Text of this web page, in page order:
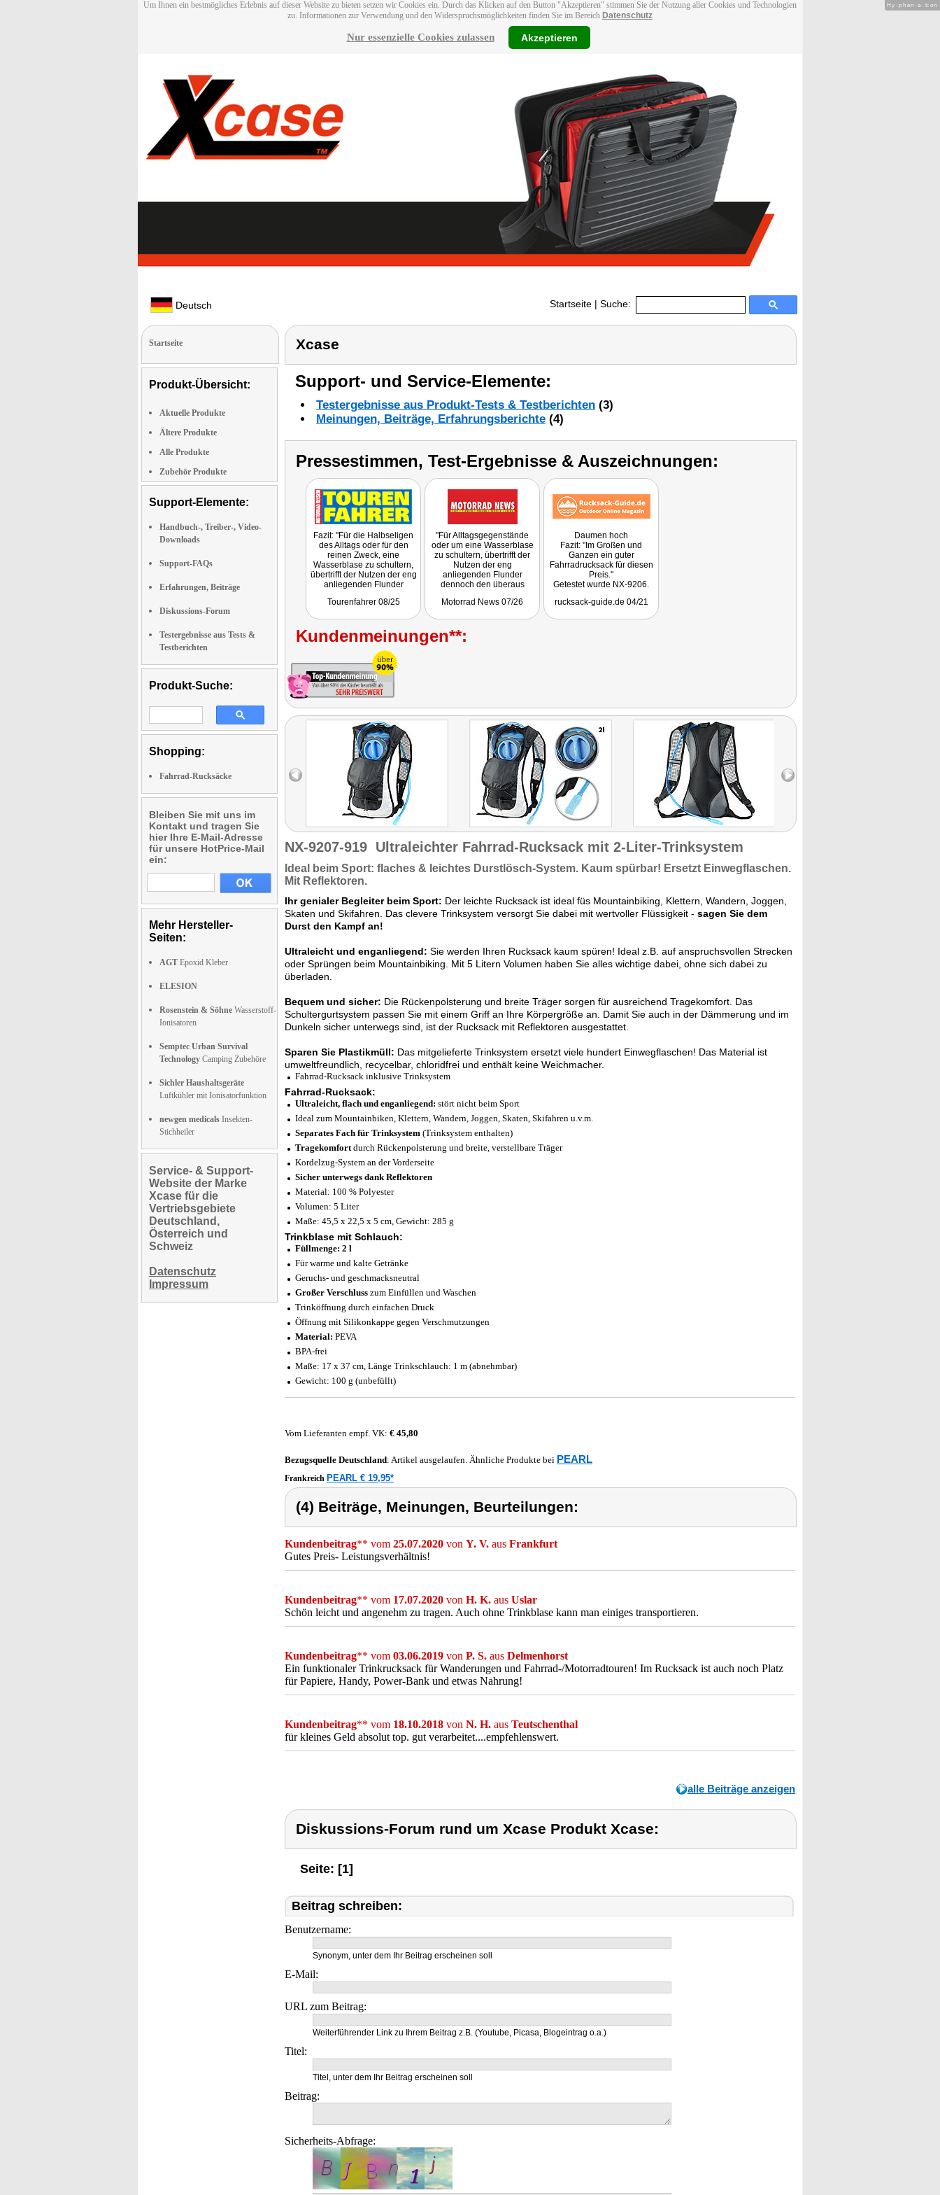
Um Ihnen ein bestmögliches Erlebnis auf dieser Website zu bieten setzen wir Cookies ein. Durch das Klicken auf den Button "Akzeptieren" stimmen Sie der Nutzung aller Cookies und Technologien
zu. Informationen zur Verwendung und den Widerspruchsmöglichkeiten finden Sie im Bereich Datenschutz
Nur essenzielle Cookies zulassen Akzeptieren
Deutsch Startseite | Suche:
Startseite
Produkt-Übersicht:
Aktuelle Produkte
Ältere Produkte
Alle Produkte
Zubehör Produkte
Support-Elemente:
Handbuch-, Treiber-, Video-
Downloads
Support-FAQs
Erfahrungen, Beiträge
Diskussions-Forum
Testergebnisse aus Tests &
Testberichten
Produkt-Suche:
Shopping:
Fahrrad-Rucksäcke
Bleiben Sie mit uns im
Kontakt und tragen Sie
hier Ihre E-Mail-Adresse
für unsere HotPrice-Mail
ein:
Mehr Hersteller-
Seiten:
AGT Epoxid Kleber
ELESION
Rosenstein & Söhne Wasserstoff-
Ionisatoren
Semptec Urban Survival
Technology Camping Zubehöre
Sichler Haushaltsgeräte
Luftkühler mit Ionisatorfunktion
newgen medicals Insekten-
Stichheiler
Service- & Support-
Website der Marke
Xcase für die
Vertriebsgebiete
Deutschland,
Österreich und
Schweiz
Datenschutz
Impressum
Xcase
Support- und Service-Elemente:
Testergebnisse aus Produkt-Tests & Testberichten (3)
Meinungen, Beiträge, Erfahrungsberichte (4)
Pressestimmen, Test-Ergebnisse & Auszeichnungen:
Fazit: "Für die Halbseligen
des Alltags oder für den
reinen Zweck, eine
Wasserblase zu schultern,
übertrifft der Nutzen der eng
anliegenden Flunder
fairen Gegenwert von 8,90
Euro. Sogar eine Kordel zur
und eine einfache
Schlauchdurchführung über
beide Träger ist
vorhanden."
Tourenfahrer 08/25
"Für Alltagsgegenstände
oder um eine Wasserblase
zu schultern, übertrifft der
Nutzen der eng
anliegenden Flunder
dennoch den überaus
Euro. Sogar eine Kordel zur
Schlauchführung über
beide Träger sind
Motorrad News 07/26
Daumen hoch
Fazit: "Im Großen und
Ganzen ein guter
Fahrradrucksack für diesen
Preis."
Getestet wurde NX-9206.
rucksack-guide.de 04/21
Kundenmeinungen**:
NX-9207-919 Ultraleichter Fahrrad-Rucksack mit 2-Liter-Trinksystem
Ideal beim Sport: flaches & leichtes Durstlösch-System. Kaum spürbar! Ersetzt Einwegflaschen.
Mit Reflektoren.
Ihr genialer Begleiter beim Sport: Der leichte Rucksack ist ideal füs Mountainbiking, Klettern, Wandern, Joggen,
Skaten und Skifahren. Das clevere Trinksystem versorgt Sie dabei mit wertvoller Flüssigkeit - sagen Sie dem
Durst den Kampf an!
Ultraleicht und enganliegend: Sie werden Ihren Rucksack kaum spüren! Ideal z.B. auf anspruchsvollen Strecken
oder Sprüngen beim Mountainbiking. Mit 5 Litern Volumen haben Sie alles wichtige dabei, ohne sich dabei zu
überladen.
Bequem und sicher: Die Rückenpolsterung und breite Träger sorgen für ausreichend Tragekomfort. Das
Schultergurtsystem passen Sie mit einem Griff an Ihre Körpergröße an. Damit Sie auch in der Dämmerung und im
Dunkeln sicher unterwegs sind, ist der Rucksack mit Reflektoren ausgestattet.
Sparen Sie Plastikmüll: Das mitgelieferte Trinksystem ersetzt viele hundert Einwegflaschen! Das Material ist
umweltfreundlich, recycelbar, chloridfrei und enthält keine Weichmacher.
Fahrrad-Rucksack inklusive Trinksystem
Fahrrad-Rucksack:
Ultraleicht, flach und enganliegend: stört nicht beim Sport
Ideal zum Mountainbiken, Klettern, Wandern, Joggen, Skaten, Skifahren u.v.m.
Separates Fach für Trinksystem (Trinksystem enthalten)
Tragekomfortdurch Rückenpolsterung und breite, verstellbare Träger
Kordelzug-System an der Vorderseite
Sicher unterwegs dank Reflektoren
Material: 100 % Polyester
Volumen: 5 Liter
Maße: 45,5 x 22,5 x 5 cm, Gewicht: 285 g
Trinkblase mit Schlauch:
Füllmenge: 2 l
Für warme und kalte Getränke
Geruchs- und geschmacksneutral
Großer Verschluss zum Einfüllen und Waschen
Trinköffnung durch einfachen Druck
Öffnung mit Silikonkappe gegen Verschmutzungen
Material: PEVA
BPA-frei
Maße: 17 x 37 cm, Länge Trinkschlauch: 1 m (abnehmbar)
Gewicht: 100 g (unbefüllt)
Vom Lieferanten empf. VK: € 45,80
Bezugsquelle Deutschland: Artikel ausgelaufen. Ähnliche Produkte bei PEARL
Frankreich PEARL € 19,95*
(4) Beiträge, Meinungen, Beurteilungen:
Kundenbeitrag** vom 25.07.2020 von Y. V. aus Frankfurt
Gutes Preis- Leistungsverhältnis!
Kundenbeitrag** vom 17.07.2020 von H. K. aus Uslar
Schön leicht und angenehm zu tragen. Auch ohne Trinkblase kann man einiges transportieren.
Kundenbeitrag** vom 03.06.2019 von P. S. aus Delmenhorst
Ein funktionaler Trinkrucksack für Wanderungen und Fahrrad-/Motorradtouren! Im Rucksack ist auch noch Platz
für Papiere, Handy, Power-Bank und etwas Nahrung!
Kundenbeitrag** vom 18.10.2018 von N. H. aus Teutschenthal
für kleines Geld absolut top. gut verarbeitet....empfehlenswert.
alle Beiträge anzeigen
Diskussions-Forum rund um Xcase Produkt Xcase:
Seite: [1]
Beitrag schreiben:
Benutzername:
Synonym, unter dem Ihr Beitrag erscheinen soll
E-Mail:
URL zum Beitrag:
Weiterführender Link zu Ihrem Beitrag z.B. (Youtube, Picasa, Blogeintrag o.a.)
Titel:
Titel, unter dem Ihr Beitrag erscheinen soll
Beitrag:
Sicherheits-Abfrage:
Hy-phen-a-tion